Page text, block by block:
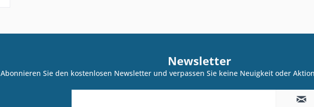
Newsletter
Abonnieren Sie den kostenlosen Newsletter und verpassen Sie keine Neuigkeit oder